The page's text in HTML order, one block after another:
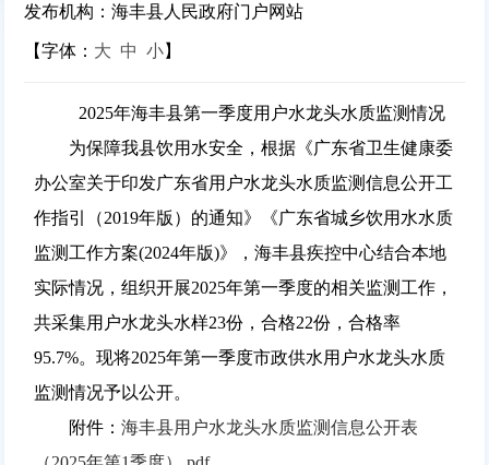
发布机构：海丰县人民政府门户网站
【字体： 大 中 小】
2025年海丰县第一季度用户水龙头水质监测情况
为保障我县饮用水安全，根据《广东省卫生健康委
办公室关于印发广东省用户水龙头水质监测信息公开工
作指引（2019年版）的通知》《广东省城乡饮用水水质
监测工作方案(2024年版)》，海丰县疾控中心结合本地
实际情况，组织开展2025年第一季度的相关监测工作，
共采集用户水龙头水样23份，合格22份，合格率
95.7%。现将2025年第一季度市政供水用户水龙头水质
监测情况予以公开。
附件： 海丰县用户水龙头水质监测信息公开表